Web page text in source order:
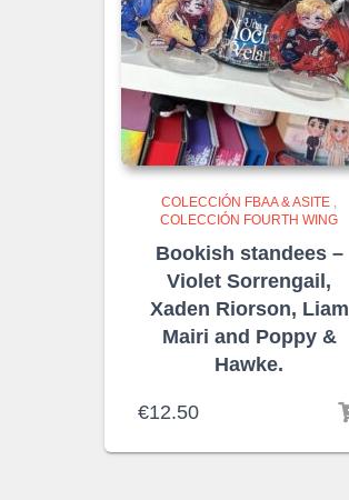
COLECCIÓN FBAA & ASITE ,
COLECCIÓN FOURTH WING
Bookish standees –
Violet Sorrengail,
Xaden Riorson, Liam
Mairi and Poppy &
Hawke.
€12.50